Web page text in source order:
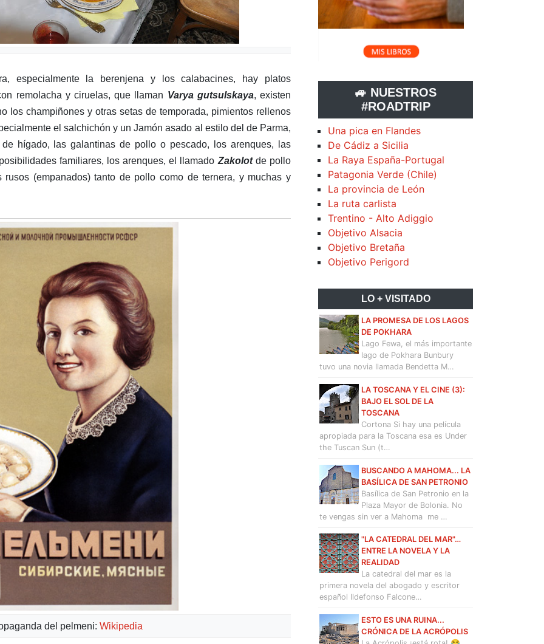
especialmente la berenjena y los calabacines, hay platos
remolacha y ciruelas, que llaman Varya gutsulskaya, existen
los champiñones y otras setas de temporada, pimientos rellenos
el salchichón y un Jamón asado al estilo del de Parma,
hígado, las galantinas de pollo o pescado, los arenques, las
familiares, los arenques, el llamado Zakolotde pollo
(empanados) tanto de pollo como de ternera, y muchas y
del pelmeni: Wikipedia
🚙 NUESTROS
#ROADTRIP
Una pica en Flandes
De Cádiz a Sicilia
La Raya España-Portugal
Patagonia Verde (Chile)
La provincia de León
La ruta carlista
Trentino - Alto Adiggio
Objetivo Alsacia
Objetivo Bretaña
Objetivo Perigord
LO + VISITADO
LA PROMESA DE LOS LAGOS
DE POKHARA
Lago Fewa, el más importante
lago de Pokhara Bunbury
tuvo una novia llamada Bendetta M…
LA TOSCANA Y EL CINE (3):
BAJO EL SOL DE LA
TOSCANA
Cortona Si hay una película
apropiada para la Toscana esa es Under
the Tuscan Sun (t…
BUSCANDO A MAHOMA... LA
BASÍLICA DE SAN PETRONIO
Basílica de San Petronio en la
Plaza Mayor de Bolonia. No
te vengas sin ver a Mahoma me …
"LA CATEDRAL DEL MAR"…
ENTRE LA NOVELA Y LA
REALIDAD
La catedral del mar es la
primera novela del abogado y escritor
español Ildefonso Falcone…
ESTO ES UNA RUINA...
CRÓNICA DE LA ACRÓPOLIS